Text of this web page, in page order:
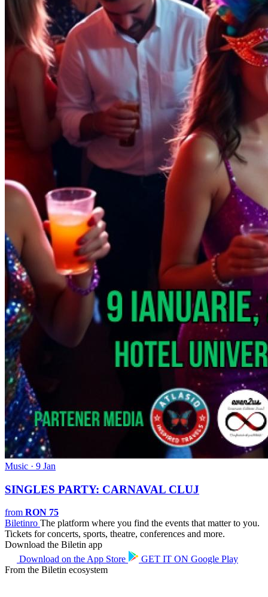
Music · 9 Jan
SINGLES PARTY: CARNAVAL CLUJ
from RON 75
Biletinro The platform where you find the events that matter to you.
Tickets for concerts, sports, theatre, conferences and more.
Download the Biletin app
Download on the App Store GET IT ON Google Play
From the Biletin ecosystem